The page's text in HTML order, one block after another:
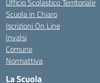
Ufficio Scolastico Territoriale
Scuola in Chiaro
Iscrizioni On Line
Invalsi
Comune
Normattiva
La Scuola